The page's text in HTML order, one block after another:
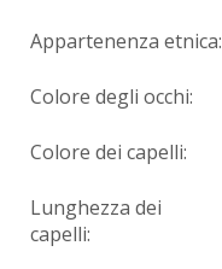
Appartenenza etnica:
Colore degli occhi:
Colore dei capelli:
Lunghezza dei
capelli: